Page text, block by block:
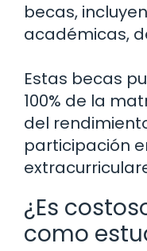
becas,
académicas,
Estas becas
100% de la
del
participación
¿Es
como